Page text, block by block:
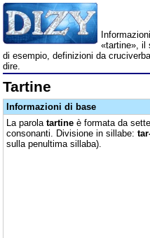
«tartine», il
di esempio, definizioni da
dire.
Tartine
Informazioni di base
La parola tartine è formata da
consonanti. Divisione in sillabe:
sulla penultima sillaba).